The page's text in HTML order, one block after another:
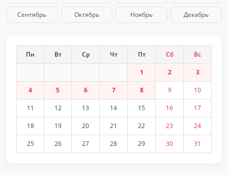
Сентябрь Октябрь Ноябрь Декабрь
Пн Вт Ср Чт Пт Сб Вс
1 2 3
4 5 6 7 8 9 10
11 12 13 14 15 16 17
18 19 20 21 22 23 24
25 26 27 28 29 30 31